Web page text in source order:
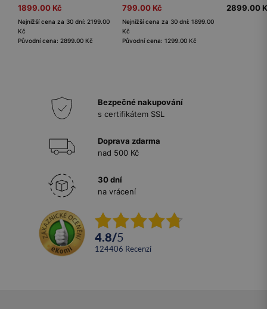
1899.00 Kč
Nejnižší cena za 30 dní: 2199.00
Kč
Původní cena: 2899.00 Kč
799.00 Kč
Nejnižší cena za 30 dní: 1899.00
Kč
Původní cena: 1299.00 Kč
2899.00
Bezpečné nakupování
s certifikátem SSL
Doprava zdarma
nad 500 Kč
30 dní
na vrácení
4.8/5
124406 recenzí